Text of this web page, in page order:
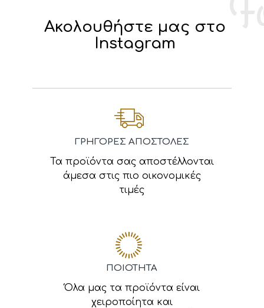
Ακολουθήστε μας στο
Instagram
ΓΡΗΓΟΡΕΣ ΑΠΟΣΤΟΛΕΣ
Τα προϊόντα σας αποστέλλονται
άμεσα στις πιο οικονομικές
τιμές
ΠΟΙΟΤΗΤΑ
Όλα μας τα προϊόντα είναι
χειροποίητα και